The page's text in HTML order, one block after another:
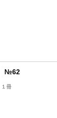
№62
１冊